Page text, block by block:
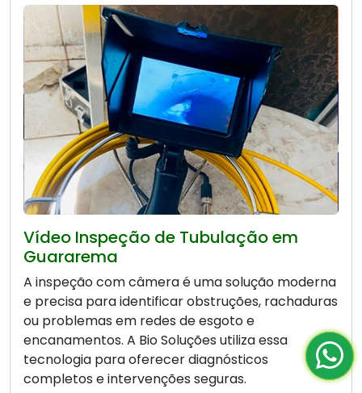
Vídeo Inspeção de Tubulação em
Guararema
A inspeção com câmera é uma solução moderna
e precisa para identificar obstruções, rachaduras
ou problemas em redes de esgoto e
encanamentos. A Bio Soluções utiliza essa
tecnologia para oferecer diagnósticos
completos e intervenções seguras.